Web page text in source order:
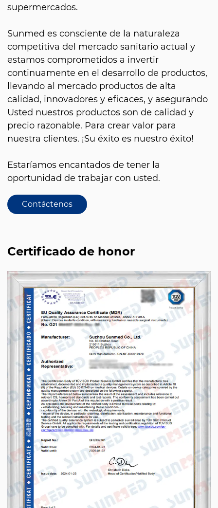
supermercados.
Sunmed es consciente de la naturaleza
competitiva del mercado sanitario actual y
estamos comprometidos a invertir
continuamente en el desarrollo de productos,
llevando al mercado productos de alta
calidad, innovadores y eficaces, y asegurando
Usted nuestros productos son de calidad y
precio razonable. Para crear valor para
nuestra clientes. ¡Su éxito es nuestro éxito!
Estaríamos encantados de tener la
oportunidad de trabajar con usted.
Contáctenos
Certificado de honor